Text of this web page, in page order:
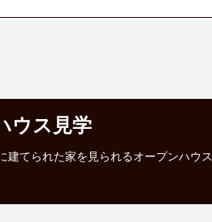
ウス見学
建てられた家を見られるオープンハウス